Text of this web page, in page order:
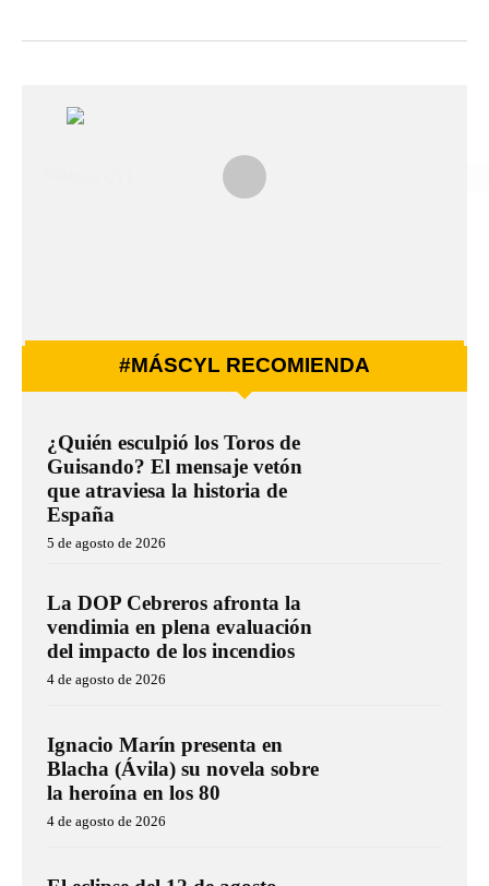
#MÁSCYL RECOMIENDA
¿Quién esculpió los Toros de
Guisando? El mensaje vetón
que atraviesa la historia de
España
5 de agosto de 2026
La DOP Cebreros afronta la
vendimia en plena evaluación
del impacto de los incendios
4 de agosto de 2026
Ignacio Marín presenta en
Blacha (Ávila) su novela sobre
la heroína en los 80
4 de agosto de 2026